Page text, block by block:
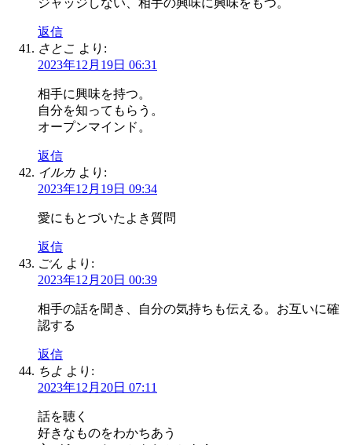
ジャッジしない、相手の興味に興味をもつ。
返信
さとこ より:
2023年12月19日 06:31
相手に興味を持つ。
自分を知ってもらう。
オープンマインド。
返信
イルカ より:
2023年12月19日 09:34
愛にもとづいたよき質問
返信
ごん より:
2023年12月20日 00:39
相手の話を聞き、自分の気持ちも伝える。お互いに確
認する
返信
ちよ より:
2023年12月20日 07:11
話を聴く
好きなものをわかちあう